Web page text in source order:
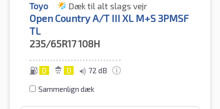
Toyo Dæk til alt slags vejr
Open Country A/T III XL M+S 3PMSF
TL
235/65R17108H
D D 72 dB
Sammenlign dæk